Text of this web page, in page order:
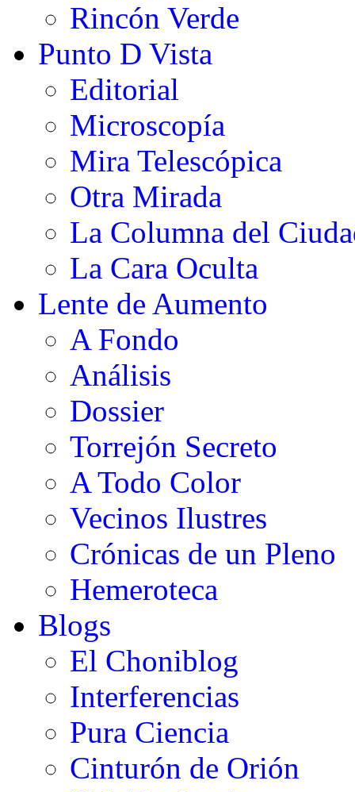
Rincón Verde
Punto D Vista
Editorial
Microscopía
Mira Telescópica
Otra Mirada
La Columna del
La Cara Oculta
Lente de Aumento
A Fondo
Análisis
Dossier
Torrejón Secreto
A Todo Color
Vecinos Ilustres
Crónicas de un Pleno
Hemeroteca
Blogs
El Choniblog
Interferencias
Pura Ciencia
Cinturón de Orión